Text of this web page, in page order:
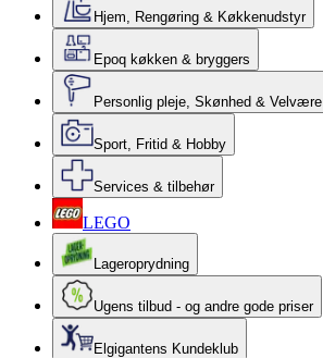
Hjem, Rengøring & Køkkenudstyr
Epoq køkken & bryggers
Personlig pleje, Skønhed & Velvære
Sport, Fritid & Hobby
Services & tilbehør
LEGO
Lageroprydning
Ugens tilbud - og andre gode priser
Elgigantens Kundeklub